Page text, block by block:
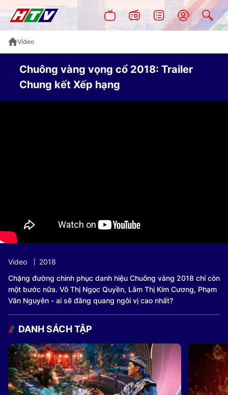
Video
Chuông vàng vọng cổ 2018: Trailer
Chung kết Xếp hạng
Video
2018
Chặng đường chinh phục danh hiệu Chuông vàng 2018 chỉ còn
một bước nữa. Võ Thị Ngọc Quyền, Lâm Thị Kim Cương, Phạm
Văn Nguyên - ai sẽ đăng quang ngôi vị cao nhất?
DANH SÁCH TẬP